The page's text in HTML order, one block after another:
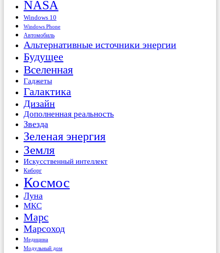
NASA
Windows 10
Windows Phone
Автомобиль
Альтернативные источники энергии
Будущее
Вселенная
Гаджеты
Галактика
Дизайн
Дополненная реальность
Звезда
Зеленая энергия
Земля
Искусственный интеллект
Киборг
Космос
Луна
МКС
Марс
Марсоход
Медицина
Модульный дом